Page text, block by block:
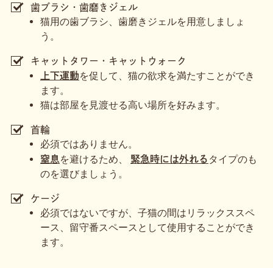
歯ブラシ・歯磨きジェル
猫用の歯ブラシ、歯磨きジェルを用意しましょ
う。
キャットタワー・キャットウォーク
上下運動を促して、猫の欲求を満たすことができ
ます。
猫は部屋を見渡せる高い場所を好みます。
首輪
必須ではありません。
窒息を避けるため、 緊急時には外れる タイプのも
のを選びましょう。
ケージ
必須ではないですが、子猫の間はリラックススペ
ース、留守番スペースとして使用することができ
ます。